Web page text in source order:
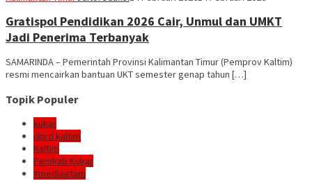
Gratispol Pendidikan 2026 Cair, Unmul dan UMKT
Jadi Penerima Terbanyak
SAMARINDA – Pemerintah Provinsi Kalimantan Timur (Pemprov Kaltim)
resmi mencairkan bantuan UKT semester genap tahun […]
Topik Populer
kukar
dprd kaltim
Kaltim
Pemkab Kukar
#mediaetam